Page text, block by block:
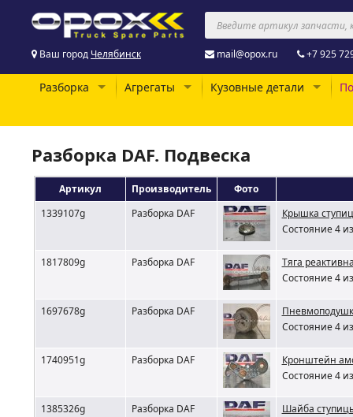
Ваш город Челябинск mail@opox.ru +7 925
Разборка Агрегаты Кузовные детали
Разборка DAF. Подвеска
Артикул Производитель
Фото
1339107g
Разборка DAF
Крышка
Состояние 4
1817809g Разборка DAF
Тяга
Состояние 4
1697678g Разборка DAF
Состояние 4
1740951g Разборка DAF
Кронштейн
Состояние 4
1385326g Разборка DAF
Шайба